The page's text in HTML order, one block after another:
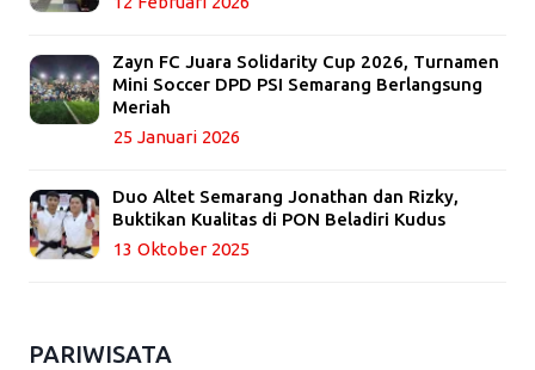
Zayn FC Juara Solidarity Cup 2026, Turnamen
Mini Soccer DPD PSI Semarang Berlangsung
Meriah
25 Januari 2026
Duo Altet Semarang Jonathan dan Rizky,
Buktikan Kualitas di PON Beladiri Kudus
13 Oktober 2025
PARIWISATA